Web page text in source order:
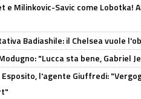
e Milinkovic-Savic come Lobotka!
Badiashile: il Chelsea vuole
"Lucca sta bene, Gabriel
Esposito, l'agente Giuffredi: